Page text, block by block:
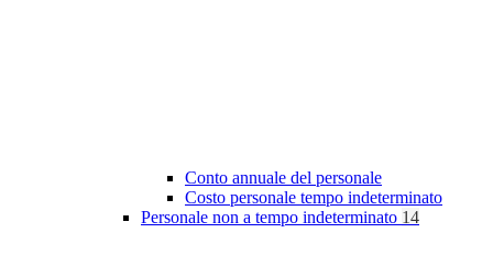
Conto annuale del personale
Costo personale tempo indeterminato
Personale non a tempo indeterminato 14